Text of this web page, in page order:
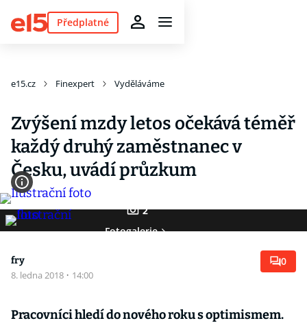
Předplatné
e15.cz Finexpert Vyděláváme
Zvýšení mzdy letos očekává téměř
každý druhý zaměstnanec v
Česku, uvádí průzkum
2
Fotogalerie
fry
8. ledna 2018 · 14:00
0
Pracovníci hledí do nového roku s optimismem.